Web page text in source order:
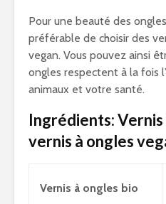
Pour une beauté des
préférable de choisir des
vegan. Vous pouvez ainsi
ongles respectent à la fois
animaux et votre santé.
Ingrédients: Vernis
vernis à ongles
Vernis à ongles bio